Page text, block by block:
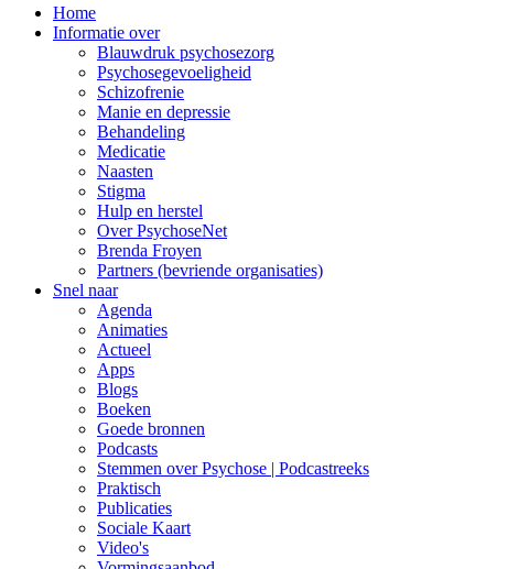
Main
Navigation
Home
Informatie over
Blauwdruk psychosezorg
Psychosegevoeligheid
Schizofrenie
Manie en depressie
Behandeling
Medicatie
Naasten
Stigma
Hulp en herstel
Over PsychoseNet
Brenda Froyen
Partners (bevriende organisaties)
Snel naar
Agenda
Animaties
Actueel
Apps
Blogs
Boeken
Goede bronnen
Podcasts
Stemmen over Psychose | Podcastreeks
Praktisch
Publicaties
Sociale Kaart
Video's